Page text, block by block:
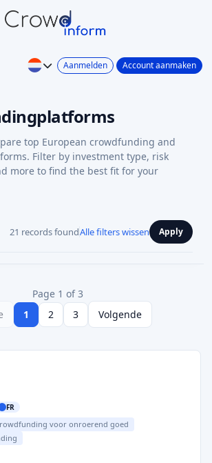
Aanmelden Account aanmaken
top European crowdfunding and
Filter by investment type, risk
more to find the best fit for your
21 records foundAlle filters wissen Apply
Page 1 of 3
1 2 3 Volgende
FR
voor onroerend goed